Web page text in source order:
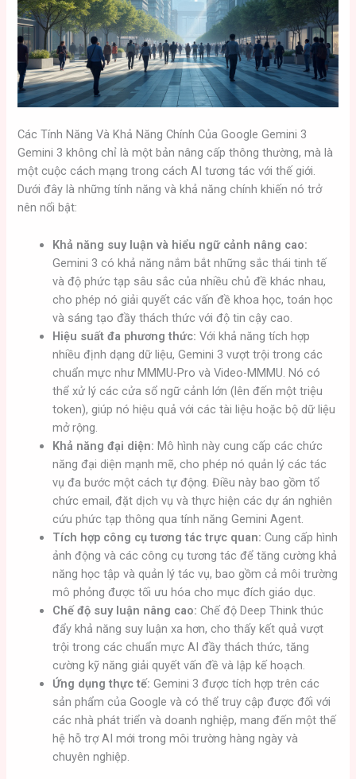
Các Tính Năng Và Khả Năng Chính Của Google Gemini 3
Gemini 3 không chỉ là một bản nâng cấp thông thường, mà là
một cuộc cách mạng trong cách AI tương tác với thế giới.
Dưới đây là những tính năng và khả năng chính khiến nó trở
nên nổi bật:
Khả năng suy luận và hiểu ngữ cảnh nâng cao:
Gemini 3 có khả năng nắm bắt những sắc thái tinh tế
và độ phức tạp sâu sắc của nhiều chủ đề khác nhau,
cho phép nó giải quyết các vấn đề khoa học, toán học
và sáng tạo đầy thách thức với độ tin cậy cao.
Hiệu suất đa phương thức: Với khả năng tích hợp
nhiều định dạng dữ liệu, Gemini 3 vượt trội trong các
chuẩn mực như MMMU-Pro và Video-MMMU. Nó có
thể xử lý các cửa sổ ngữ cảnh lớn (lên đến một triệu
token), giúp nó hiệu quả với các tài liệu hoặc bộ dữ liệu
mở rộng.
Khả năng đại diện: Mô hình này cung cấp các chức
năng đại diện mạnh mẽ, cho phép nó quản lý các tác
vụ đa bước một cách tự động. Điều này bao gồm tổ
chức email, đặt dịch vụ và thực hiện các dự án nghiên
cứu phức tạp thông qua tính năng Gemini Agent.
Tích hợp công cụ tương tác trực quan: Cung cấp hình
ảnh động và các công cụ tương tác để tăng cường khả
năng học tập và quản lý tác vụ, bao gồm cả môi trường
mô phỏng được tối ưu hóa cho mục đích giáo dục.
Chế độ suy luận nâng cao: Chế độ Deep Think thúc
đẩy khả năng suy luận xa hơn, cho thấy kết quả vượt
trội trong các chuẩn mực AI đầy thách thức, tăng
cường kỹ năng giải quyết vấn đề và lập kế hoạch.
Ứng dụng thực tế: Gemini 3 được tích hợp trên các
sản phẩm của Google và có thể truy cập được đối với
các nhà phát triển và doanh nghiệp, mang đến một thế
hệ hỗ trợ AI mới trong môi trường hàng ngày và
chuyên nghiệp.